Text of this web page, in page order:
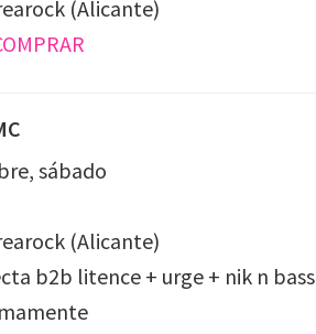
(Alicante)
sábado
(Alicante)
b2b litence + urge + nik n bass